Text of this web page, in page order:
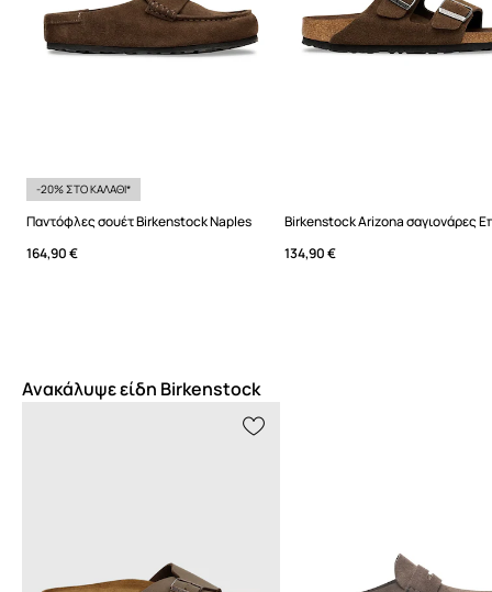
-20% ΣΤΟ ΚΑΛΑΘΙ*
Παντόφλες σουέτ Birkenstock Naples
164,90 €
134,90 €
Ανακάλυψε είδη Birkenstock